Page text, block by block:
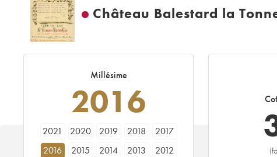
Château Balestard la
Millésime
2016
2021 2020 2019 2018
2017
2016
2015 2014 2013
2012